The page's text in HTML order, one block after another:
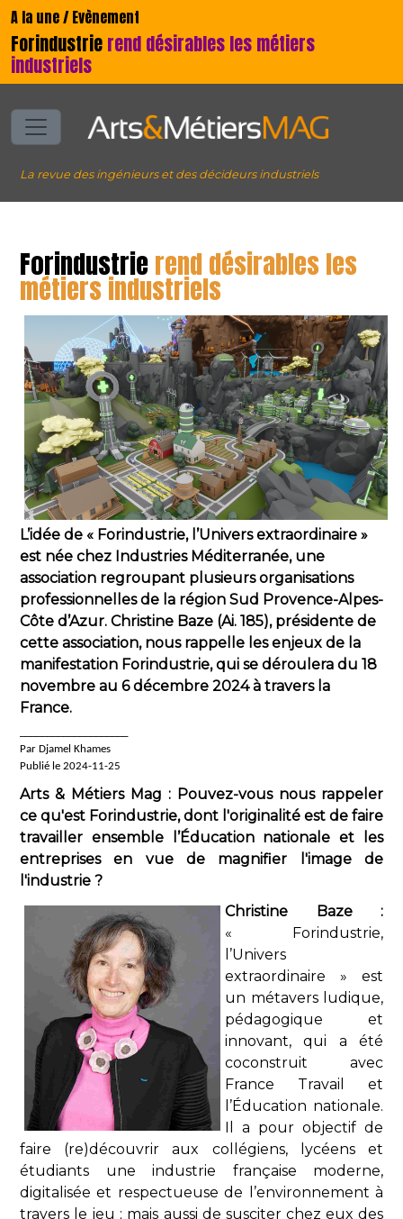
A la une / Evènement
Forindustrierend désirables les métiers
industriels
La revue des ingénieurs et des décideurs industriels
Forindustrierend désirables les
métiers industriels
L’idée de « Forindustrie, l’Univers extraordinaire »
est née chez Industries Méditerranée, une
association regroupant plusieurs organisations
professionnelles de la région Sud Provence-Alpes-
Côte d’Azur. Christine Baze (Ai. 185), présidente de
cette association, nous rappelle les enjeux de la
manifestation Forindustrie, qui se déroulera du 18
novembre au 6 décembre 2024 à travers la
France.
Par Djamel Khames
Publié le 2024-11-25
Arts & Métiers Mag : Pouvez-vous nous rappeler
ce qu'est Forindustrie, dont l'originalité est de faire
travailler ensemble l’Éducation nationale et les
entreprises en vue de magnifier l'image de
l'industrie ?
Christine Baze :
« Forindustrie,
l’Univers
extraordinaire » est
un métavers ludique,
pédagogique et
innovant, qui a été
coconstruit avec
France Travail et
l’Éducation nationale.
Il a pour objectif de
faire (re)découvrir aux collégiens, lycéens et
étudiants une industrie française moderne,
digitalisée et respectueuse de l’environnement à
travers le jeu ; mais aussi de susciter chez eux des